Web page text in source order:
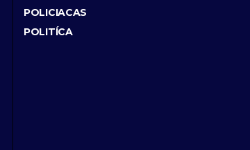
POLICIACAS
POLITÍCA